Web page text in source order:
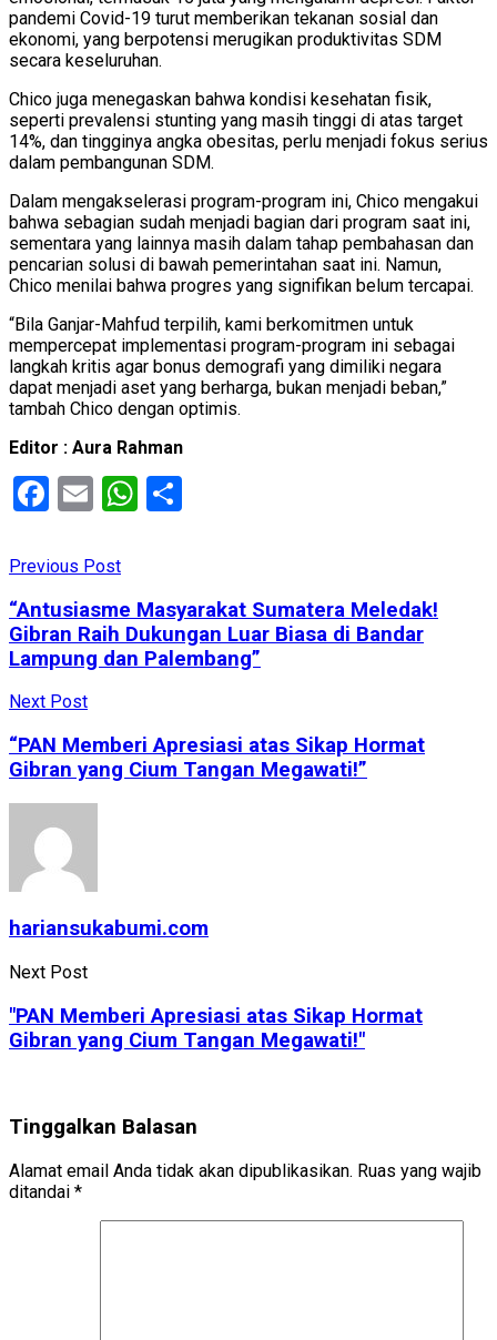
pandemi Covid-19 turut memberikan tekanan sosial dan
ekonomi, yang berpotensi merugikan produktivitas SDM
secara keseluruhan.
Chico juga menegaskan bahwa kondisi kesehatan fisik,
seperti prevalensi stunting yang masih tinggi di atas target
14%, dan tingginya angka obesitas, perlu menjadi fokus serius
dalam pembangunan SDM.
Dalam mengakselerasi program-program ini, Chico mengakui
bahwa sebagian sudah menjadi bagian dari program saat ini,
sementara yang lainnya masih dalam tahap pembahasan dan
pencarian solusi di bawah pemerintahan saat ini. Namun,
Chico menilai bahwa progres yang signifikan belum tercapai.
“Bila Ganjar-Mahfud terpilih, kami berkomitmen untuk
mempercepat implementasi program-program ini sebagai
langkah kritis agar bonus demografi yang dimiliki negara
dapat menjadi aset yang berharga, bukan menjadi beban,”
tambah Chico dengan optimis.
Editor : Aura Rahman
Facebook
EmailWhatsApp
Previous Post
“Antusiasme Masyarakat Sumatera Meledak!
Gibran Raih Dukungan Luar Biasa di Bandar
Lampung dan Palembang”
Next Post
“PAN Memberi Apresiasi atas Sikap Hormat
Gibran yang Cium Tangan Megawati!”
hariansukabumi.com
Next Post
"PAN Memberi Apresiasi atas Sikap Hormat
Gibran yang Cium Tangan Megawati!"
Tinggalkan Balasan
Alamat email Anda tidak akan dipublikasikan. Ruas yang wajib
ditandai *